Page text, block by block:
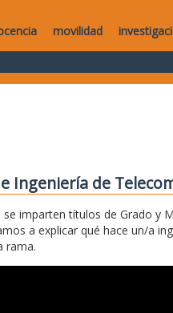
movilidad
Ingeniería de
imparten títulos de Grado y
a explicar qué hace un/a
rama.